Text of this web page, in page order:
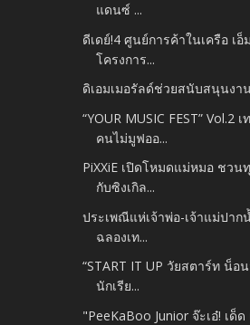
แดนซ์ ...
ดีเดย์!4 ศูนย์การค้าในเครือ เอ็
โครงการ...
ดิเอมเมอรัลด์ช่วยสนับสนุนงา
“YOUR MUSIC FEST” Vol.2
คนไม่มูฟออ...
PiXXiE เปิดโหมดแม่หมอ ชว
กับซิงเกิล...
ประเพณีแห่เจ้าพ่อ-เจ้าแม่ปาก
ฉลองเท...
“START IT UP วัยสตาร์ท น็อ
นักเรีย...
"PeeKaBoo Junior จ๊ะเอ๋! เด็